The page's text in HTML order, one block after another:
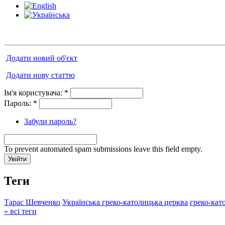
Додати новий об'єкт
Додати нову статтю
Ім'я користувача: *
Пароль: *
Забули пароль?
To prevent automated spam submissions leave this field empty.
Теги
Тарас Шевченко Українська греко-католицька церква греко-
» всі теги